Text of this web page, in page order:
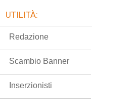
UTILITÀ:
Redazione
Scambio Banner
Inserzionisti